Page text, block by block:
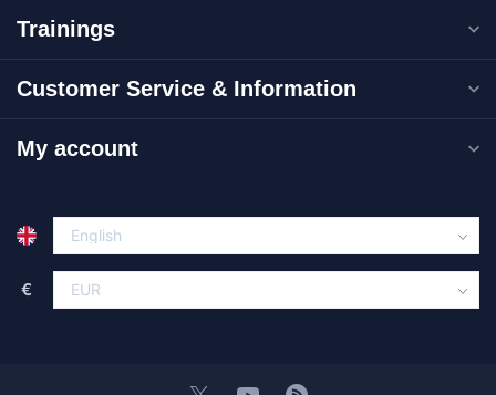
Trainings
Customer Service & Information
My account
€